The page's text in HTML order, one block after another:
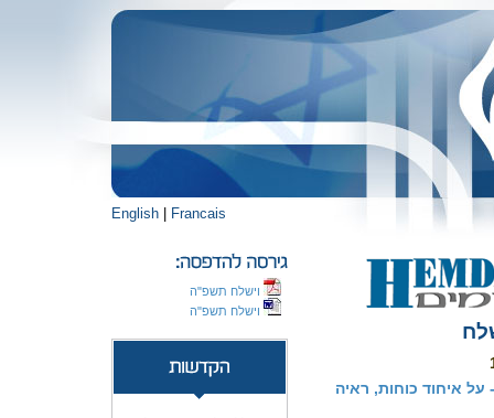
English Francais
איחוד כוחות, ראיה
וישלח תשפ"ה
וישלח תשפ"ה